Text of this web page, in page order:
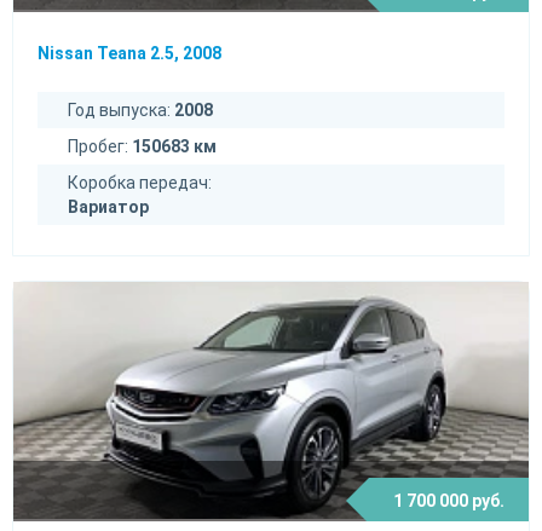
Nissan Teana 2.5, 2008
Год выпуска: 2008
Пробег: 150683 км
Коробка передач:
Вариатор
1 700 000 руб.